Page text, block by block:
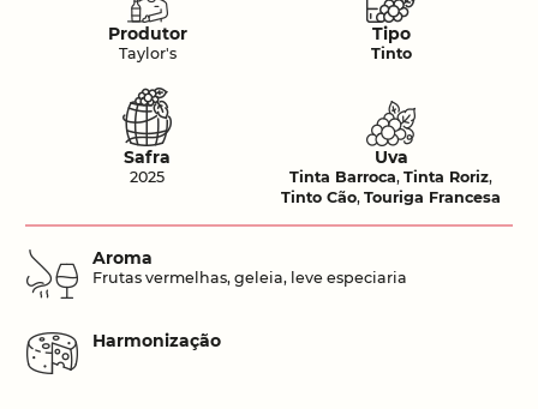
Produtor
Taylor's
Tipo
Tinto
Safra
2025
Uva
Tinta Barroca, Tinta Roriz,
Tinto Cão, Touriga Francesa
Aroma
Frutas vermelhas, geleia, leve especiaria
Harmonização